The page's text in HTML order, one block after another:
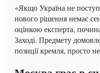
«Якщо Україна не
нового рішення немає
оцінкою експерта,
Заході. Предмету
позиції кремля, просто